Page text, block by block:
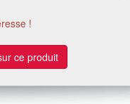
!
ce produit